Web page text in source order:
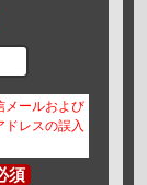
メールおよび
レスの誤入
須